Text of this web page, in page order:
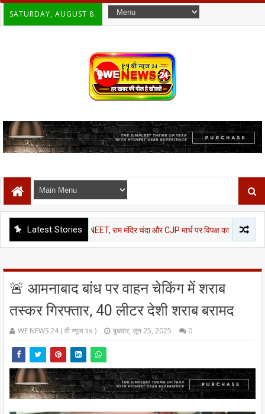
SATURDAY, AUGUST 8.
Latest Stories
आगाज: NEET, राम मंदिर चंदा और CJP मार्च पर विपक्ष का शोर, दोनों सदनों में
🚨 आमनाबाद बांध पर वाहन चेकिंग में शराब
तस्कर गिरफ्तार, 40 लीटर देशी शराब बरामद
WE NEWS 24 ( वी न्यूज २४ ) बुधवार, जून 25, 2025 0